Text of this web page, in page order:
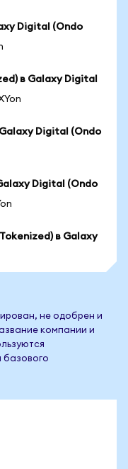
Digital (Ondo
в Galaxy Digital
Digital (Ondo
Digital (Ondo
в Galaxy
не одобрен и
компании и
базового